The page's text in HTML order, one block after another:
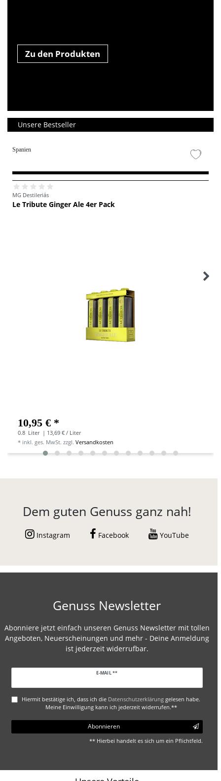
Zu den Produkten
Unsere Bestseller
Spanien
MG Destileriás
Le Tribute Ginger Ale 4er Pack
10,95 € *
0.8 Liter | 13,69 € / Liter
* inkl. ges. MwSt. zzgl.Versandkosten
Dem guten Genuss ganz nah!
Instagram Facebook YouTube
Genuss Newsletter
Abonniere jetzt einfach unseren Genuss Newsletter mit tollen
Angeboten, Neuerscheinungen und mehr - Deine Anmeldung
ist jederzeit widerrufbar.
E-MAIL **
Hiermit bestätige ich, dass ich die Daten­schutz­erklärung gelesen habe.
Meine Einwilligung kann ich jederzeit widerrufen.**
Abonnieren
** Hierbei handelt es sich um ein Pflichtfeld.